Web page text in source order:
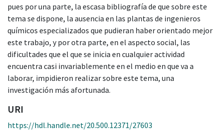
pues por una parte, la escasa bibliografía de que sobre este
tema se dispone, la ausencia en las plantas de ingenieros
químicos especializados que pudieran haber orientado mejor
este trabajo, y por otra parte, en el aspecto social, las
dificultades que el que se inicia en cualquier actividad
encuentra casi invariablemente en el medio en que va a
laborar, impidieron realizar sobre este tema, una
investigación más afortunada.
URI
https://hdl.handle.net/20.500.12371/27603